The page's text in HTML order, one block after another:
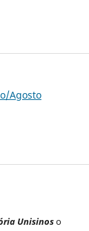
Agosto
Unisinoso